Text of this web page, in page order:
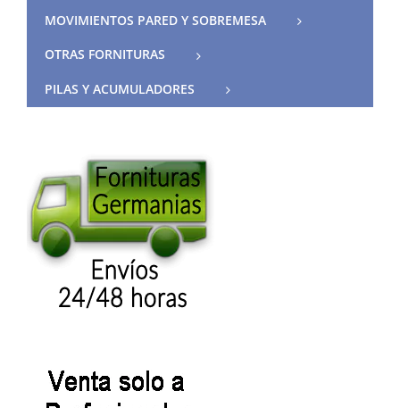
MOVIMIENTOS PARED Y SOBREMESA
OTRAS FORNITURAS
PILAS Y ACUMULADORES